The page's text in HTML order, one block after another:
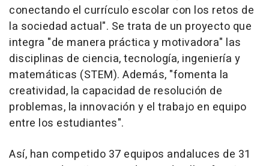
conectando el currículo escolar con los retos de
la sociedad actual". Se trata de un proyecto que
integra "de manera práctica y motivadora" las
disciplinas de ciencia, tecnología, ingeniería y
matemáticas (STEM). Además, "fomenta la
creatividad, la capacidad de resolución de
problemas, la innovación y el trabajo en equipo
entre los estudiantes".
Así, han competido 37 equipos andaluces de 31